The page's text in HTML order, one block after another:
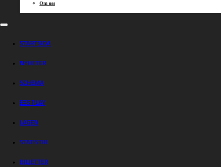
Om oss
STARTSIDA
NYHETER
SCHEMA
ESS PLAY
LAGEN
STATISTIK
BILJETTER
Uppskjutet i
Eskilstuna
Kvällens match mellan Smederna och Indianerna sköts upp på grund av
Matchen kommer att köras vid ett annat tillfälle. Datum kommuniceras när det